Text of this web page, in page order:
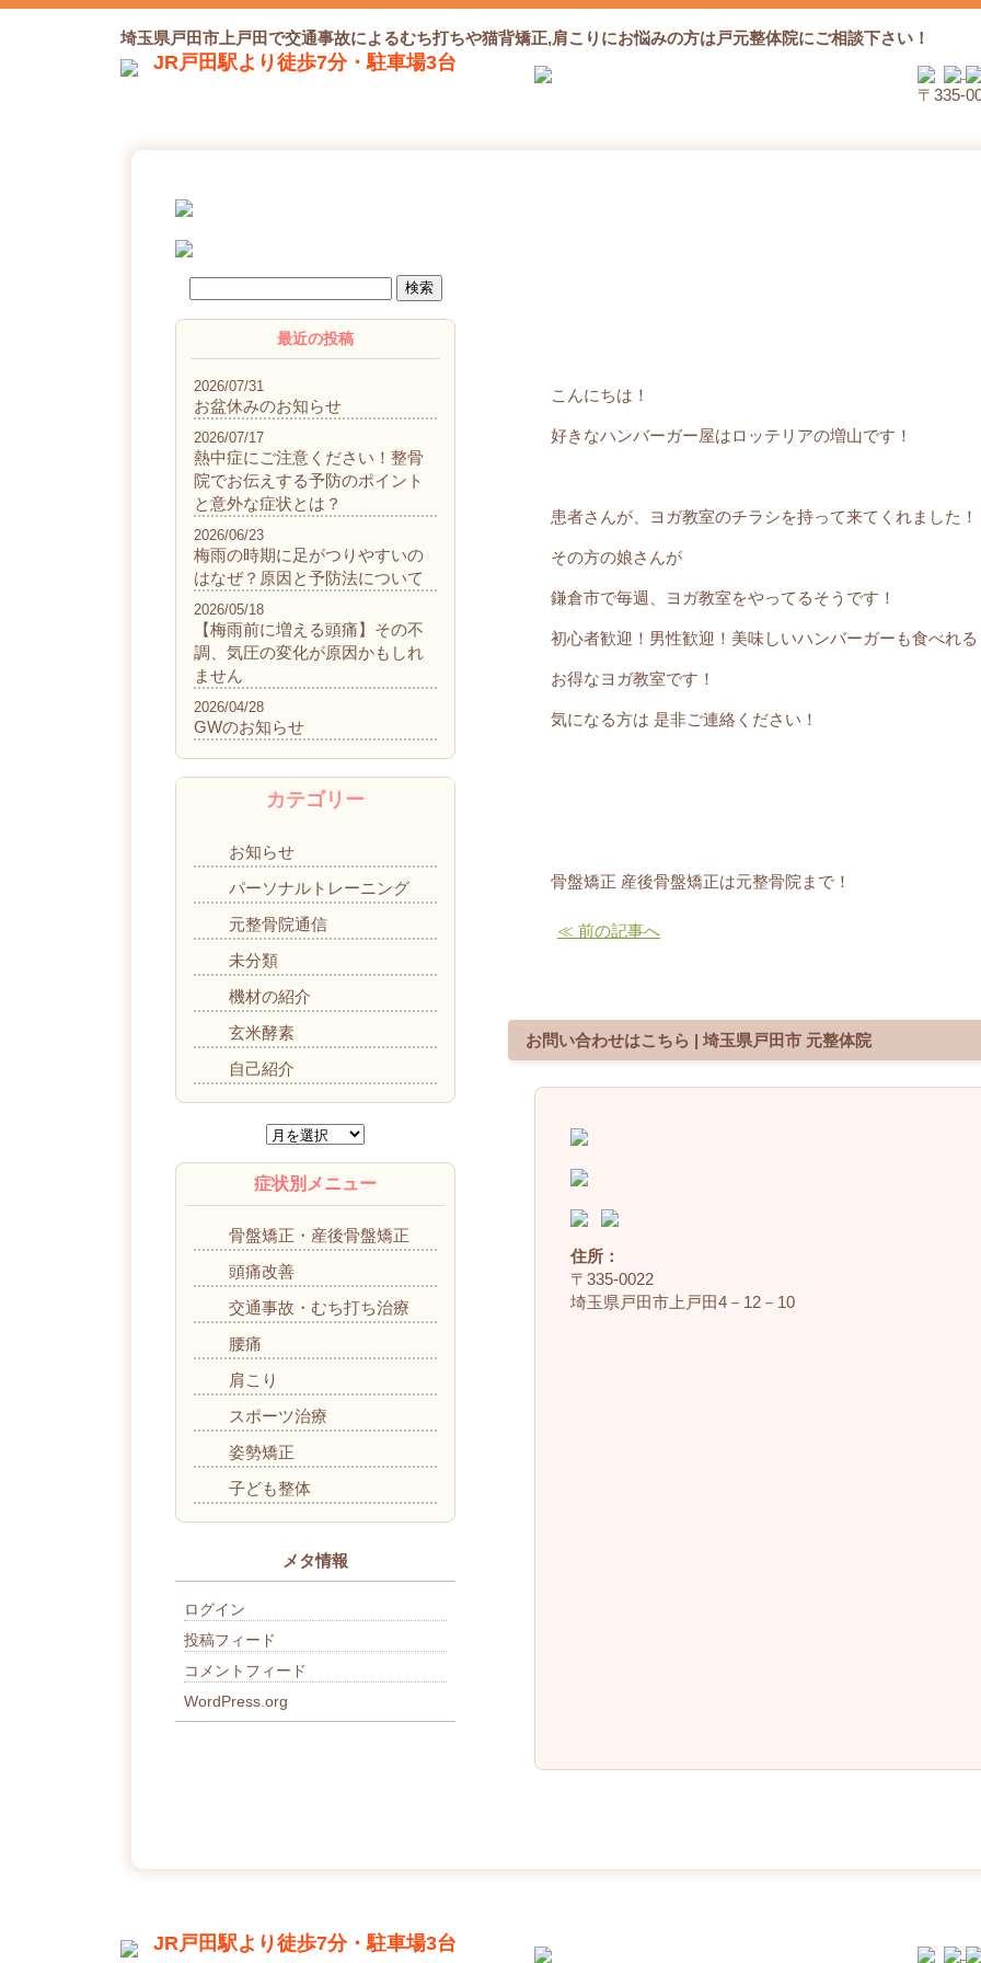
埼玉県戸田市上戸田で交通事故によるむち打ちや猫背矯正,肩こりにお悩みの方は戸元整体院にご相談下さい！
JR戸田駅より徒歩7分・駐車場3台
〒
こんにちは！
好きなハンバーガー屋はロッテリアの増山です！
患者さんが、ヨガ教室のチラシを持って来てくれました！
その方の娘さんが
鎌倉市で毎週、ヨガ教室をやってるそうです！
初心者歓迎！男性歓迎！美味しいハンバーガーも食べれる
お得なヨガ教室です！
気になる方は 是非ご連絡ください！
骨盤矯正 産後骨盤矯正は元整骨院まで！
≪ 前の記事へ
お問い合わせはこちら | 埼玉県戸田市 元整体院
住所：
〒335‐0022
埼玉県戸田市上戸田4－12－10
最近の投稿
お盆休みのお知らせ
2026/07/31
熱中症にご注意ください！整骨
院でお伝えする予防のポイント
と意外な症状とは？
2026/07/17
梅雨の時期に足がつりやすいの
はなぜ？原因と予防法について
2026/06/23
【梅雨前に増える頭痛】その不
調、気圧の変化が原因かもしれ
ません
2026/05/18
GWのお知らせ
2026/04/28
カテゴリー
お知らせ
パーソナルトレーニング
元整骨院通信
未分類
機材の紹介
玄米酵素
自己紹介
症状別メニュー
骨盤矯正・産後骨盤矯正
頭痛改善
交通事故・むち打ち治療
腰痛
肩こり
スポーツ治療
姿勢矯正
子ども整体
メタ情報
ログイン
投稿フィード
コメントフィード
WordPress.org
JR戸田駅より徒歩7分・駐車場3台